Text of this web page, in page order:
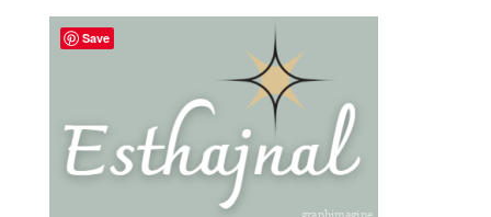
Save